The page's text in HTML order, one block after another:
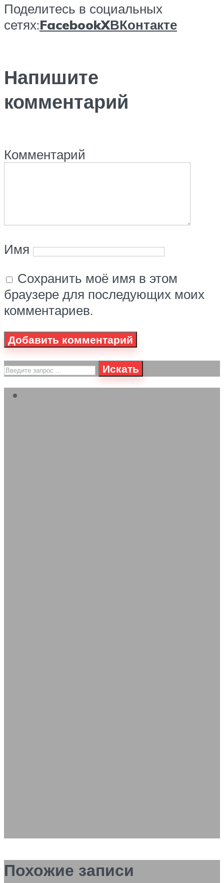
Поделитесь в социальных
сетях:FacebookXВКонтакте
Напишите
комментарий
Комментарий
Имя
Сохранить моё имя в этом
браузере для последующих моих
комментариев.
Искать
Похожие записи